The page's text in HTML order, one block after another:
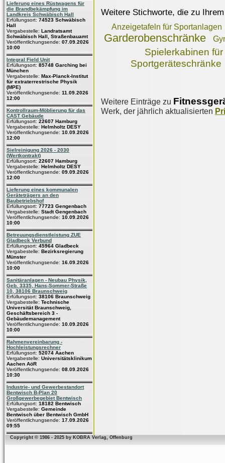
Lieferung eines Rüstwagens für
die Brandbekämpfung im
Landkreis Schwäbisch Hall
Erfüllungsort: 74523 Schwäbisch
Hall
Vergabestelle: Landratsamt
Schwäbisch Hall, Straßenbauamt
Veröffentlichungsende: 07.09.2026
10:00
Integral Field Unit
Erfüllungsort: 85748 Garching bei
München
Vergabestelle: Max-Planck-Institut
für extraterrestrische Physik
(MPE)
Veröffentlichungsende: 11.09.2026
12:00
Kontrollraum-Möblierung für das
CAST Gebäude
Erfüllungsort: 22607 Hamburg
Vergabestelle: Helmholtz DESY
Veröffentlichungsende: 10.09.2026
12:00
Sielreinigung 2026 - 2030
(Wertkontrakt)
Erfüllungsort: 22607 Hamburg
Vergabestelle: Helmholtz DESY
Veröffentlichungsende: 09.09.2026
12:00
Lieferung eines kommunalen
Geräteträgers an den
Baubetriebshof
Erfüllungsort: 77723 Gengenbach
Vergabestelle: Stadt Gengenbach
Veröffentlichungsende: 10.09.2026
10:00
Betreuungsdienstleistung ZUE
Gladbeck Verbund
Erfüllungsort: 45964 Gladbeck
Vergabestelle: Bezirksregierung
Münster
Veröffentlichungsende: 16.09.2026
10:00
Sanitäranlagen - Neubau Physik,
Geb. 3335, Hans-Sommer-Straße
10, 38106 Braunschweig
Erfüllungsort: 38106 Braunschweig
Vergabestelle: Technische
Universität Braunschweig,
Geschäftsbereich 3 -
Gebäudemanagement
Veröffentlichungsende: 10.09.2026
10:00
Rahmenvereinbarung -
Hochleistungsrechner
Erfüllungsort: 52074 Aachen
Vergabestelle: Universitätsklinikum
Aachen AöR
Veröffentlichungsende: 08.09.2026
10:30
Industrie- und Gewerbestandort
Bentwisch B-Plan 20
Großgewerbegebiet Bentwisch
Erfüllungsort: 18182 Bentwisch
Vergabestelle: Gemeinde
Bentwisch über Bentwisch GmbH
Veröffentlichungsende: 17.09.2026
09:55
Weitere Stichworte, die zu
Anzeigetafeln für Sportanlagen
Garderobenschränke
Spielerkabinen
Sportgeräteschränke
Weitere Einträge zu
Werk, der jährlich aktualisierten
Copyright © 1986 - 2025 by KOBRA Verlag, Offenburg